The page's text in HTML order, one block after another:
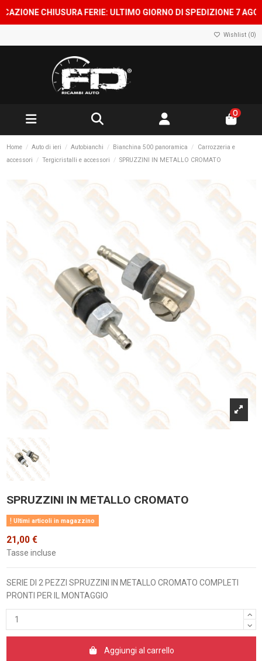
CHIUSURA FERIE: ULTIMO GIORNO DI SPEDIZIONE 7
Wishlist (0)
0
Home Auto di ieri Autobianchi Bianchina 500 panoramica
Carrozzeria e
accessori
Tergicristalli e accessori SPRUZZINI IN METALLO CROMATO
SPRUZZINI IN METALLO CROMATO
Ultimi articoli in magazzino
21,00 €
Tasse incluse
SERIE DI 2 PEZZI SPRUZZINI IN METALLO CROMATO COMPLETI
PRONTI PER IL MONTAGGIO
Aggiungi al carrello